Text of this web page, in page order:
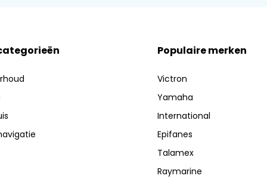
Populaire merken
Victron
Yamaha
International
Epifanes
Talamex
Raymarine